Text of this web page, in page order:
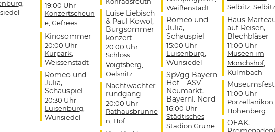
19:00 Uhr
Konzertscheun
e, Gefrees
Kinosommer
20:00 Uhr
Kurpark
Weissenstadt
Romeo und
Julia,
Schauspiel
20:30 Uhr
Luisenburg
Wunsiedel
Luise Liebisch
& Paul Kowol,
Burgsommer
konzert
20:00 Uhr
Schloss
Voigtsberg
Oelsnitz
Nachtwächter
rundgang
20:00 Uhr
Rathausbrunne
n , Hof
Weißenstadt
Romeo und
Julia,
Schauspiel
15:00 Uhr
Luisenburg
Wunsiedel
SpVgg Bayern
Hof – ASV
Neumarkt,
Bayernl. Nord
16:00 Uhr
Städtisches
Stadion Grüne
Selbitz ,
Haus
auf Reisen,
Blechbläser
11:00 Uhr
Museen im
Mönchshof,
Kulmbach
Museumsfest
11:00 Uhr
Porzellanikon
Hohenberg
OEAK,